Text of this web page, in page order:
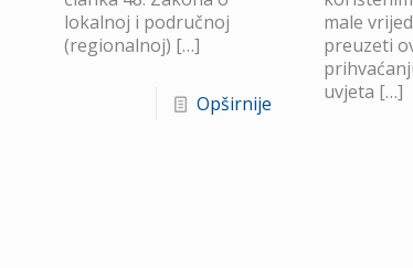
lokalnoj i područnoj
(regionalnoj) […]
Opširnije
male
preuzeti
uvjeta […]